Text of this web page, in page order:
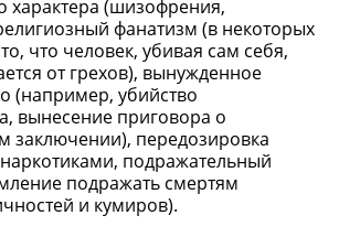
характера (шизофрения,
фанатизм (в некоторых
что человек, убивая сам себя,
от грехов), вынужденное
(например, убийство
вынесение приговора о
заключении), передозировка
подражательный
подражать смертям
и кумиров).